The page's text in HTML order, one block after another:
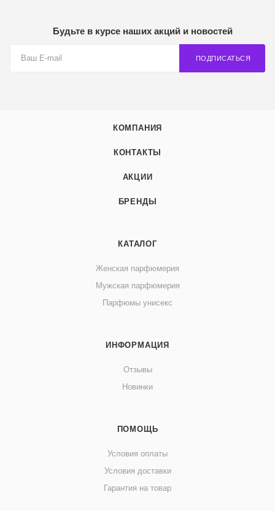
Будьте в курсе наших акций и новостей
ПОДПИСАТЬСЯ
КОМПАНИЯ
КОНТАКТЫ
АКЦИИ
БРЕНДЫ
КАТАЛОГ
Женская парфюмерия
Мужская парфюмерия
Парфюмы унисекс
ИНФОРМАЦИЯ
Отзывы
Новинки
ПОМОЩЬ
Условия оплаты
Условия доставки
Гарантия на товар